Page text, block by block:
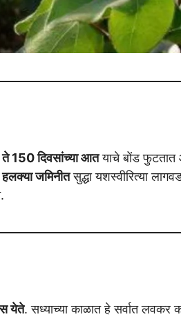
150 दिवसांच्या आतयाचे बोंड फुटतात
जमिनीतसुद्धा यशस्वीरित्या
येते. सध्याच्या काळात हे सर्वात लवकर